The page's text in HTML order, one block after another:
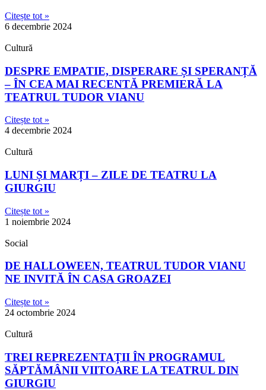
Citește tot »
6 decembrie 2024
Cultură
DESPRE EMPATIE, DISPERARE ȘI SPERANȚĂ
– ÎN CEA MAI RECENTĂ PREMIERĂ LA
TEATRUL TUDOR VIANU
Citește tot »
4 decembrie 2024
Cultură
LUNI ȘI MARȚI – ZILE DE TEATRU LA
GIURGIU
Citește tot »
1 noiembrie 2024
Social
DE HALLOWEEN, TEATRUL TUDOR VIANU
NE INVITĂ ÎN CASA GROAZEI
Citește tot »
24 octombrie 2024
Cultură
TREI REPREZENTAȚII ÎN PROGRAMUL
SĂPTĂMÂNII VIITOARE LA TEATRUL DIN
GIURGIU